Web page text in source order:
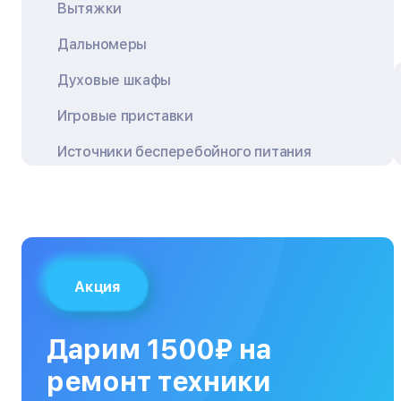
Вытяжки
Дальномеры
Духовые шкафы
Игровые приставки
Источники бесперебойного питания
Кофемашины
Кухонные плиты
МФУ
Акция
Дарим 1500₽ на
ремонт техники